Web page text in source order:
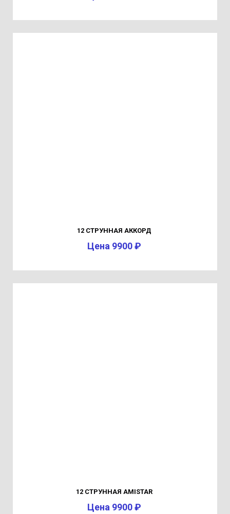
12 СТРУННАЯ АККОРД
Цена 9900 ₽
12 СТРУННАЯ AMISTAR
Цена 9900 ₽